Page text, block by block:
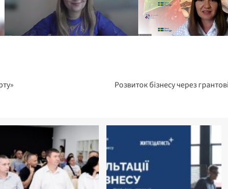
Розвиток бізнесу через